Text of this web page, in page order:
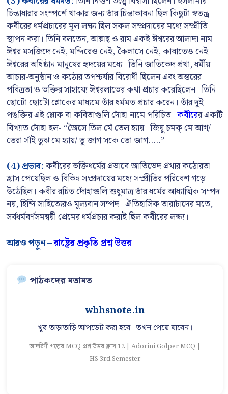
চিন্তাধারার সংস্পর্শে থাকার জন্য তাঁর চিন্তাভাবনা ছিল কিছুটা স্বতন্ত্র।
কবীরের ধর্মপ্রচারের মূল লক্ষ্য ছিল সকল সম্প্রদায়ের মধ্যে সম্প্রীতি
স্থাপন করা। তিনি বলতেন, আল্লাহ্ ও রাম একই ঈশ্বরের আলাদা নাম।
ঈশ্বর মসজিদে নেই, মন্দিরেও নেই, কৈলাসে নেই, কাবাতেও নেই।
ঈশ্বরের অধিষ্ঠান মানুষের হৃদয়ের মধ্যে। তিনি জাতিভেদ প্রথা, ধর্মীয়
আচার-অনুষ্ঠান ও কঠোর তপশ্চর্যার বিরোধী ছিলেন এবং অন্তরের
পবিত্রতা ও ভক্তির সাহায্যে ঈশ্বরলাভের কথা প্রচার করেছিলেন। তিনি
ছোটো ছোটো শ্লোকের মাধ্যমে তাঁর ধর্মমত প্রচার করেন। তাঁর দুই
পঙক্তির এই শ্লোক বা কবিতাগুলি দোঁহা নামে পরিচিত। কবীরের একটি
বিখ্যাত দোঁহা হল- “জৈসে তিল মেঁ তেল হ্যায়। জিয়ু চমক্ মে আগ/
তেরা সাঁই তুঝ মে হ্যায়/ তু জাগ সকে তো জাগ…..”
(4) প্রভাব:কবীরের ভক্তিধর্মের প্রভাবে জাতিভেদ প্রথার কঠোরতা
হ্রাস পেয়েছিল ও বিভিন্ন সম্প্রদায়ের মধ্যে সম্প্রীতির পরিবেশ গড়ে
উঠেছিল। কবীর রচিত দোঁহাগুলি শুধুমাত্র তাঁর ধর্মের আধ্যাত্মিক সম্পদ
নয়, হিন্দি সাহিত্যেরও মূল্যবান সম্পদ। ঐতিহাসিক তারাচাঁদের মতে,
সর্বধর্মবর্ণসমন্বয়ী প্রেমের ধর্মপ্রচার করাই ছিল কবীরের লক্ষ্য।
আরও পড়ুন –রাষ্ট্রের প্রকৃতি প্রশ্ন উত্তর
পাঠকদের মতামত
wbhsnote.in
খুব তাড়াতাড়ি আপডেট করা হবে। তখন পেয়ে যাবেন।
আদরিণী গল্পের MCQ প্রশ্ন উত্তর ক্লাস 12 | Adorini Golper MCQ |
HS 3rd Semester